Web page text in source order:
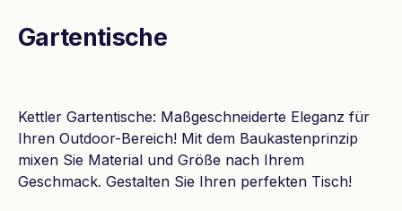
Gartentische
Kettler Gartentische: Maßgeschneiderte Eleganz für
Ihren Outdoor-Bereich! Mit dem Baukastenprinzip
mixen Sie Material und Größe nach Ihrem
Geschmack. Gestalten Sie Ihren perfekten Tisch!